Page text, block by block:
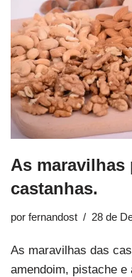
As
castanhas.
por fernandost 28 de
As maravilhas das
amendoim, pistache